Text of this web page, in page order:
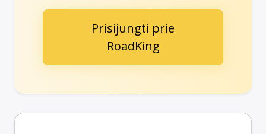
Prisijungti prie
RoadKing